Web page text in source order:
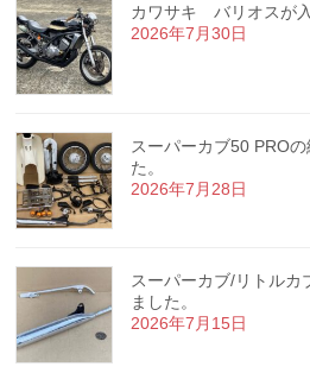
カワサキ バリオスが入
2026年7月30日
スーパーカブ50 PRO
た。
2026年7月28日
スーパーカブ/リトルカ
ました。
2026年7月15日